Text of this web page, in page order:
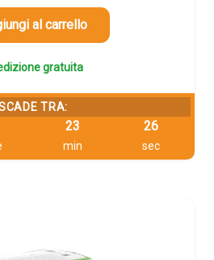
era:
248,61 €.
al carrello
gratuita
TRA:
23
min
25
sec